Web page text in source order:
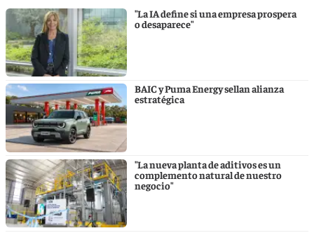
"La IA define si una empresa prospera
o desaparece"
BAIC y Puma Energy sellan alianza
estratégica
"La nueva planta de aditivos es un
complemento natural de nuestro
negocio"